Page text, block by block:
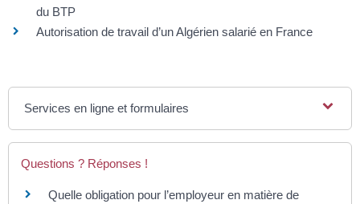
du BTP
Autorisation de travail d’un Algérien salarié en France
Services en ligne et formulaires
Questions ? Réponses !
Quelle obligation pour l’employeur en matière de